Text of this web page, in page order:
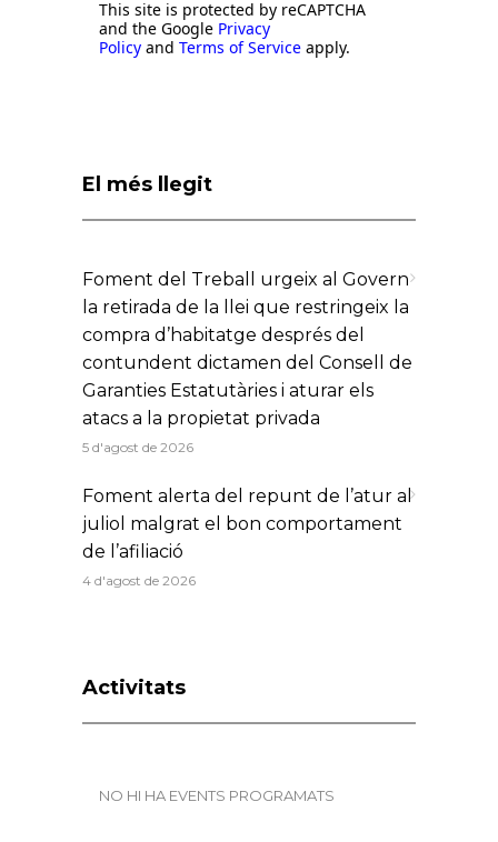
This site is protected by reCAPTCHA
and the Google Privacy
Policy and Terms of Service apply.
El més llegit
Foment del Treball urgeix al Govern
la retirada de la llei que restringeix la
compra d’habitatge després del
contundent dictamen del Consell de
Garanties Estatutàries i aturar els
atacs a la propietat privada
5 d'agost de 2026
Foment alerta del repunt de l’atur al
juliol malgrat el bon comportament
de l’afiliació
4 d'agost de 2026
Activitats
NO HI HA EVENTS PROGRAMATS